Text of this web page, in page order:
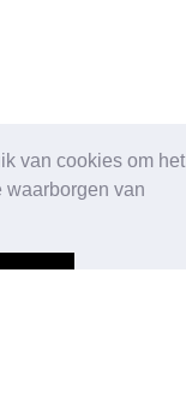
van cookies om het
waarborgen van